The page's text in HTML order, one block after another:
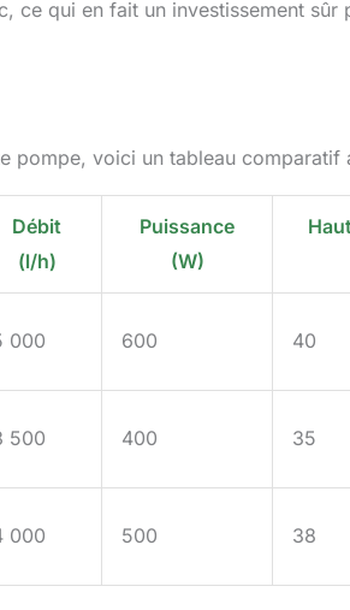
ce qui en fait un investissement
pompe, voici un tableau comparatif
Débit
(l/h)
Puissance
(W)
000 600 40
500 400 35
000 500 38